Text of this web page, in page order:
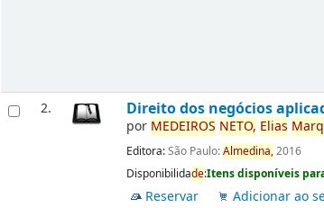
2. Direito dos negócios
por MEDEIROS NETO, Elias
Editora:São Paulo:Almedina,2016
Disponibilidade:Itens disponíveis
Reservar Adicionar ao